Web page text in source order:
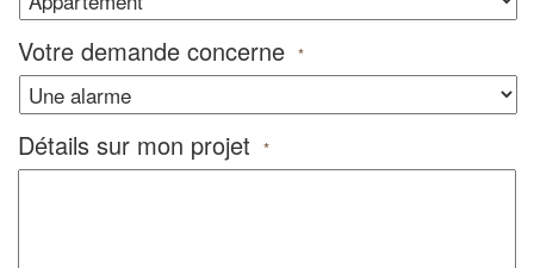
Votre demande concerne *
Détails sur mon projet *